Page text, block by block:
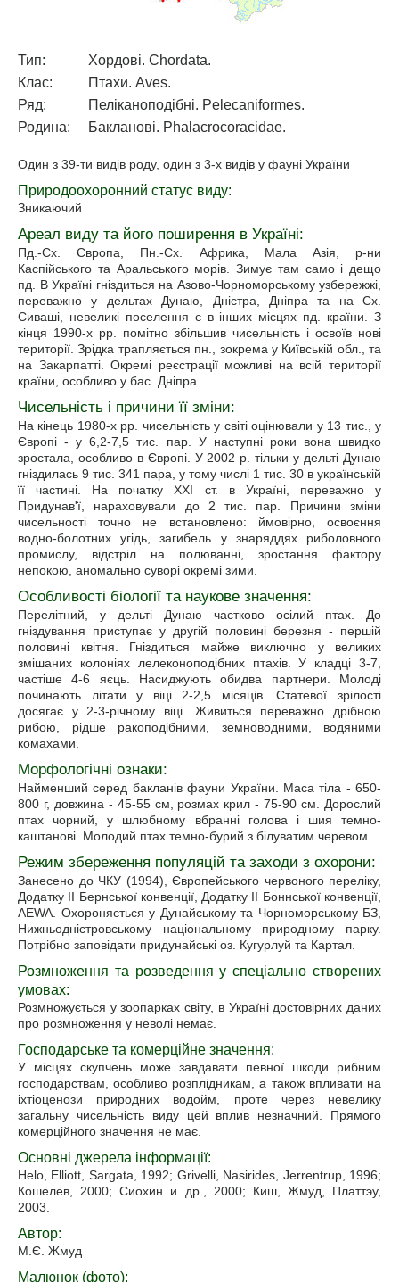
Тип:
Хордові. Chordata.
Клас:
Птахи. Aves.
Ряд:
Пеліканоподібні. Pelecaniformes.
Родина:
Бакланові. Phalacrocoracidae.
Один з 39-ти видів роду, один з 3-х видів у фауні України
Природоохоронний статус виду:
Зникаючий
Ареал виду та його поширення в Україні:
Пд.-Сх. Європа, Пн.-Сх. Африка, Мала Азія, р-ни
Каспійського та Аральського морів. Зимує там само і дещо
пд. В Україні гніздиться на Азово-Чорноморському узбережжі,
переважно у дельтах Дунаю, Дністра, Дніпра та на Сх.
Сиваші, невеликі поселення є в інших місцях пд. країни. З
кінця 1990-х рр. помітно збільшив чисельність і освоїв нові
території. Зрідка трапляється пн., зокрема у Київській обл., та
на Закарпатті. Окремі реєстрації можливі на всій території
країни, особливо у бас. Дніпра.
Чисельність i причини її зміни:
На кінець 1980-х рр. чисельність у світі оцінювали у 13 тис., у
Європі - у 6,2-7,5 тис. пар. У наступні роки вона швидко
зростала, особливо в Європі. У 2002 р. тільки у дельті Дунаю
гніздилась 9 тис. 341 пара, у тому числі 1 тис. 30 в українській
її частині. На початку XXI ст. в Україні, переважно у
Придунав'ї, нараховували до 2 тис. пар. Причини зміни
чисельності точно не встановлено: ймовірно, освоєння
водно-болотних угідь, загибель у знаряддях риболовного
промислу, відстріл на полюванні, зростання фактору
непокою, аномально суворі окремі зими.
Особливості біології та наукове значення:
Перелітний, у дельті Дунаю частково осілий птах. До
гніздування приступає у другій половині березня - першій
половині квітня. Гніздиться майже виключно у великих
змішаних колоніях лелеконоподібних птахів. У кладці 3-7,
частіше 4-6 яєць. Насиджують обидва партнери. Молоді
починають літати у віці 2-2,5 місяців. Статевої зрілості
досягає у 2-3-річному віці. Живиться переважно дрібною
рибою, рідше ракоподібними, земноводними, водяними
комахами.
Морфологічні ознаки:
Найменший серед бакланів фауни України. Маса тіла - 650-
800 г, довжина - 45-55 см, розмах крил - 75-90 см. Дорослий
птах чорний, у шлюбному вбранні голова і шия темно-
каштанові. Молодий птах темно-бурий з білуватим черевом.
Режим збереження популяцій та заходи з охорони:
Занесено до ЧКУ (1994), Європейського червоного переліку,
Додатку II Бернської конвенції, Додатку II Боннської конвенції,
AEWA. Охороняється у Дунайському та Чорноморському БЗ,
Нижньодністровському національному природному парку.
Потрібно заповідати придунайські оз. Кугурлуй та Картал.
Розмноження та розведення у спеціально створених
умовах:
Розмножується у зоопарках світу, в Україні достовірних даних
про розмноження у неволі немає.
Господарське та комерційне значення:
У місцях скупчень може завдавати певної шкоди рибним
господарствам, особливо розплідникам, а також впливати на
іхтіоценози природних водойм, проте через невелику
загальну чисельність виду цей вплив незначний. Прямого
комерційного значення не має.
Основні джерела інформації:
Helo, Elliott, Sargata, 1992; Grivelli, Nasirides, Jerrentrup, 1996;
Кошелев, 2000; Сиохин и др., 2000; Киш, Жмуд, Платтэу,
2003.
Автор:
М.Є. Жмуд
Малюнок (фото):